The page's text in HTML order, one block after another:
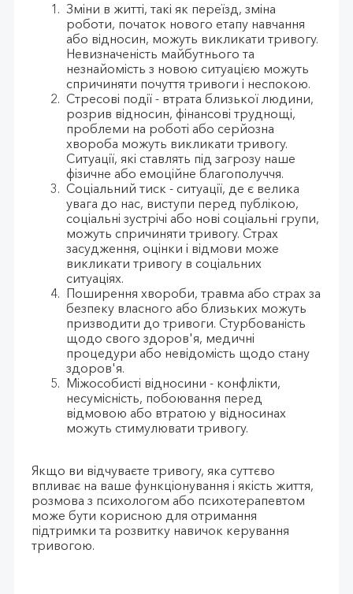
Зміни в житті, такі як переїзд, зміна
роботи, початок нового етапу навчання
або відносин, можуть викликати тривогу.
Невизначеність майбутнього та
незнайомість з новою ситуацією можуть
спричиняти почуття тривоги і неспокою.
Стресові події - втрата близької людини,
розрив відносин, фінансові труднощі,
проблеми на роботі або серйозна
хвороба можуть викликати тривогу.
Ситуації, які ставлять під загрозу наше
фізичне або емоційне благополуччя.
Соціальний тиск - ситуації, де є велика
увага до нас, виступи перед публікою,
соціальні зустрічі або нові соціальні групи,
можуть спричиняти тривогу. Страх
засудження, оцінки і відмови може
викликати тривогу в соціальних
ситуаціях.
Поширення хвороби, травма або страх за
безпеку власного або близьких можуть
призводити до тривоги. Стурбованість
щодо свого здоров'я, медичні
процедури або невідомість щодо стану
здоров'я.
Міжособисті відносини - конфлікти,
несумісність, побоювання перед
відмовою або втратою у відносинах
можуть стимулювати тривогу.
Якщо ви відчуваєте тривогу, яка суттєво
впливає на ваше функціонування і якість життя,
розмова з психологом або психотерапевтом
може бути корисною для отримання
підтримки та розвитку навичок керування
тривогою.